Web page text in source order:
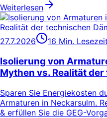
Weiterlesen
27.7.2026 16 Min. Lesezeit
Isolierung von
Mythen vs. Realität
Sparen Sie Energiekosten
Armaturen in Neckarsulm.
& erfüllen Sie die GEG-